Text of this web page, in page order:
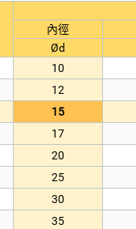
內徑
Ød
10
12
15
17
20
25
30
35